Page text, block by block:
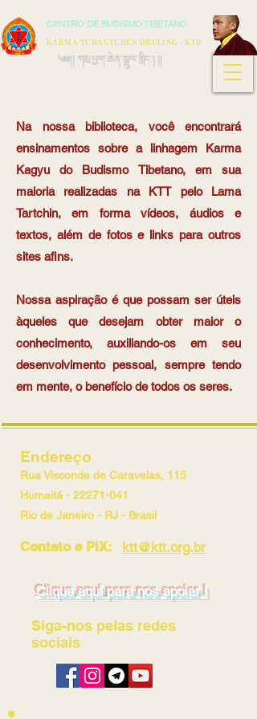
CENTRO DE BUDISMO TIBETANO
༄༅།། ཀརྨ་ཕྱག་ཆེན་སྒྲུབ་གླིང་། །།
KARMA TCHAGTCHEN DRULING - KTD
Na nossa biblioteca, você encontrará
ensinamentos sobre a linhagem Karma
Kagyu do Budismo Tibetano, em sua
maioria realizadas na KTT pelo Lama
Tartchin, em forma vídeos, áudios e
textos, além de fotos e links para outros
sites afins.
Nossa aspiração é que possam ser úteis
àqueles que desejam obter maior o
conhecimento, auxiliando-os em seu
desenvolvimento pessoal, sempre tendo
em mente, o benefício de todos os seres.
Endereço
Rua Visconde de Caravelas, 115
Humaitá - 22271-041
Rio de Janeiro - RJ - Brasil
Clique aqui para nos apoiar !
Siga-nos pelas redes
sociais
Contato e PIX: ktt@ktt.org.br